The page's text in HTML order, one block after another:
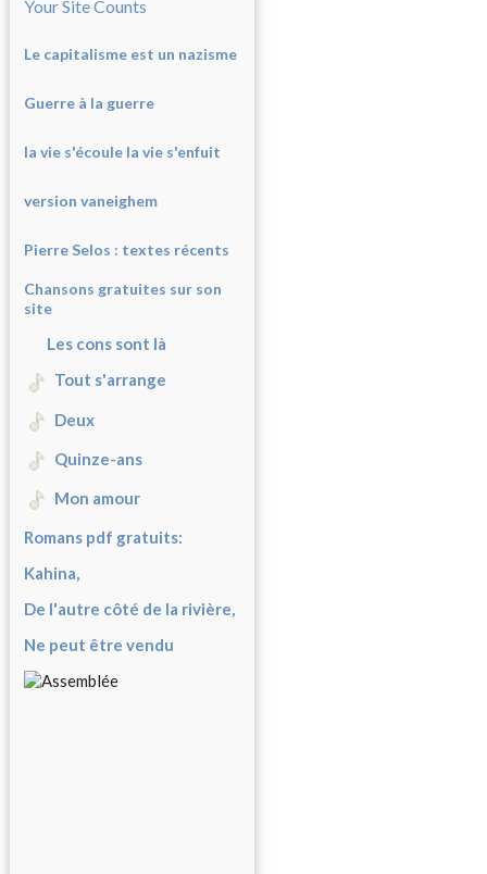
Le capitalisme est un nazisme
Guerre à la guerre
la vie s'écoule la vie s'enfuit
version vaneighem
Pierre Selos : textes récents
Chansons gratuites sur son
site
Les cons sont là
Tout s'arrange
Deux
Quinze-ans
Mon amour
Romans pdf gratuits:
Kahina,
De l'autre côté de la rivière,
Ne peut être vendu